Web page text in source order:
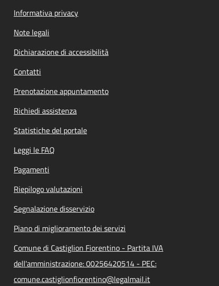
Informativa privacy
Note legali
Dichiarazione di accessibilità
Contatti
Prenotazione appuntamento
Richiedi assistenza
Statistiche del portale
Leggi le FAQ
Pagamenti
Riepilogo valutazioni
Segnalazione disservizio
Piano di miglioramento dei servizi
Comune di Castiglion Fiorentino - Partita IVA
dell'amministrazione: 00256420514 - PEC:
comune.castiglionfiorentino@legalmail.it